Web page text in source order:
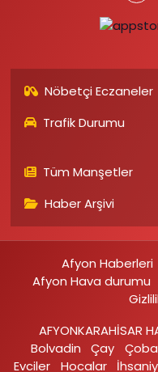
Nöbetçi Eczaneler
Trafik Durumu
Tüm Manşetler
Haber Arşivi
Afyon Haberleri
Afyon Hava durumu
AFYONKARAHİSAR
Bolvadin
Çay
Evciler‎
Hocalar